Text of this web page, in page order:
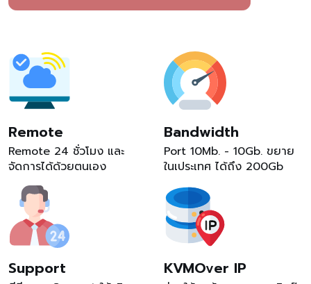
Remote
Remote 24 ชั่วโมง และ
จัดการได้ด้วยตนเอง
Bandwidth
Port 10Mb. - 10Gb. ขยาย
ในเประเทศ ได้ถึง 200Gb
Support KVMOver IP